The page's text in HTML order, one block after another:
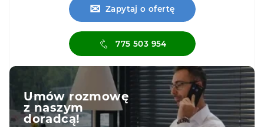
✉ Zapytaj o ofertę
775 503 954
Umów rozmowę
z naszym
doradcą!